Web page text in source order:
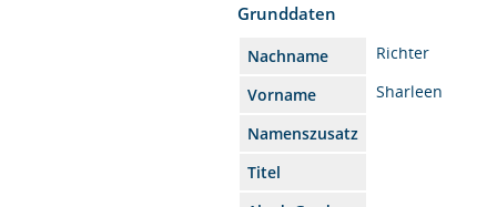
Grunddaten
Nachname
Richter
Vorname
Sharleen
Namenszusatz
Titel